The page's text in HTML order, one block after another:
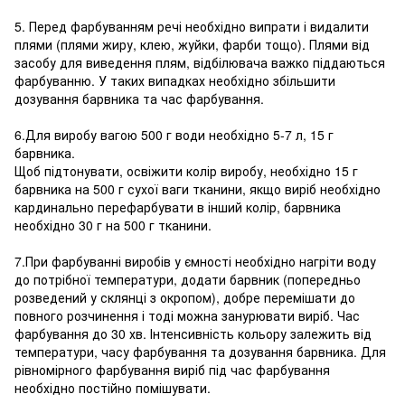
5. Перед фарбуванням речі необхідно випрати і видалити
плями (плями жиру, клею, жуйки, фарби тощо). Плями від
засобу для виведення плям, відбілювача важко піддаються
фарбуванню. У таких випадках необхідно збільшити
дозування барвника та час фарбування.
6.Для виробу вагою 500 г води необхідно 5-7 л, 15 г
барвника.
Щоб підтонувати, освіжити колір виробу, необхідно 15 г
барвника на 500 г сухої ваги тканини, якщо виріб необхідно
кардинально перефарбувати в інший колір, барвника
необхідно 30 г на 500 г тканини.
7.При фарбуванні виробів у ємності необхідно нагріти воду
до потрібної температури, додати барвник (попередньо
розведений у склянці з окропом), добре перемішати до
повного розчинення і тоді можна занурювати виріб. Час
фарбування до 30 хв. Інтенсивність кольору залежить від
температури, часу фарбування та дозування барвника. Для
рівномірного фарбування виріб під час фарбування
необхідно постійно помішувати.